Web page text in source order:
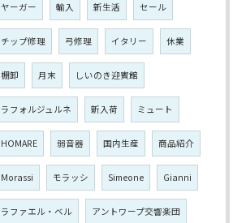
ヤーガー 輸入 新生活 セール
チップ修理 弓修理 イタリー 休業
棚卸 月末 しいのき迎賓館
ラフォルジュルネ 新入荷 ミュート
HOMARE 弱音器 国内生産 商品紹介
Morassi モラッシ Simeone Gianni
ラファエル・ベル アントワープ交響楽団